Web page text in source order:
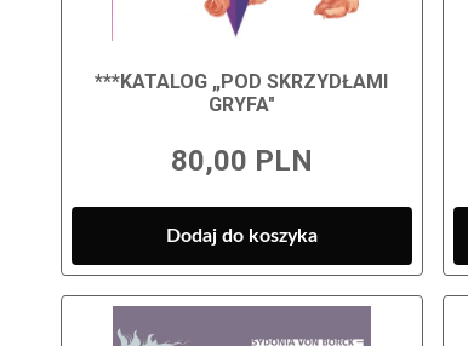
***KATALOG „POD SKRZYDŁAMI
GRYFA"
80,00 PLN
Dodaj do koszyka